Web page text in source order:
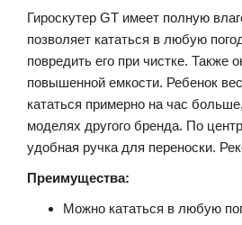
Гироскутер GT имеет полную
позволяет кататься в любую
повредить его при чистке. Также
повышенной емкости. Ребенок
кататься примерно на час
моделях другого бренда. По
удобная ручка для переноски.
Преимущества:
Можно кататься в любую